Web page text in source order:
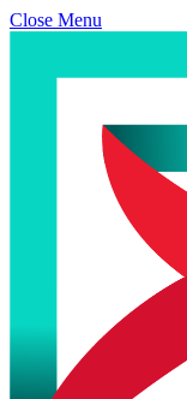
Close Menu